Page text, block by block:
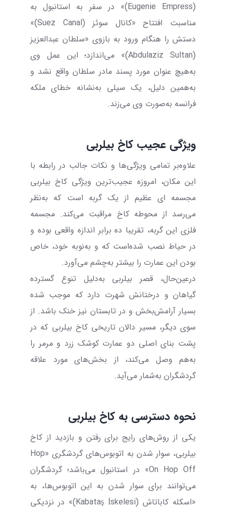
(
Empress
Eugenie)» در سفر به استانبول به
مناسبت افتتاح «کانال سوئز (Suez Canal
)»
دستش را هنگام ورود به بازوی «سلطان عبدالعزیز
(
Sultan
Abdulaziz)» می‌اندازد؛ این عمل وی
به‌هیچ عنوان مورد پسند مادر سلطان واقع نشد و
به‌همین دلیل، یک سیلی به‌نشانه خطای ملکه
فرانسه به‌صورت وی می‌زند.
ویژگی عجیب کاخ بیلربی
علاوه‌بر تمامی ویژگی‌ها و نکات جالب در رابطه با
این مکان، امروزه عجیب‌ترین ویژگی کاخ بیلربی
مجسمه ای عظیم از یک گربه است که به‌نظر
می‌رسد از محوطه کاخ مراقبت می‌کند. مجسمه
فلزی این گربه، تقریبا ده برابر اندازه واقعی بوده و
در حیاط نصب شده‌است که و به‌نوبه خود، خاص
بودن این عمارت را بیشتر به‌چشم می‌آورد.
درعین‌حال، قصر بیلربی به‌دلیل تنوع گسترده
گیاهان و درختانش شهرت دارد که موجب شده
بسیار آرامش‌بخش و در تابستان نیز خنک باشد. از
سوی دیگر، مسیر دالان تاریخی کاخ بیلربی که در
پشت بنای اصلی دو عمارت کوشک زرد و مرمر را
به‌هم وصل می‌کند، از بخش‌های مورد علاقه
گردشگران به‌شمار می‌آید.
نحوه دسترسی به کاخ بیلربی
یکی از روش‌های رایج برای رفتن و بازدید از کاخ
بیلربی، سوار شدن به اتوبوس‌های گردشگری «Hop
On Hop Off» در استانبول می‌باشد؛ گردشگران
می‌توانند برای سوار شدن به این اتوبوس‌ها، به
«اسکله کاباتاش (Kabataş İskelesi)» در نزدیکی